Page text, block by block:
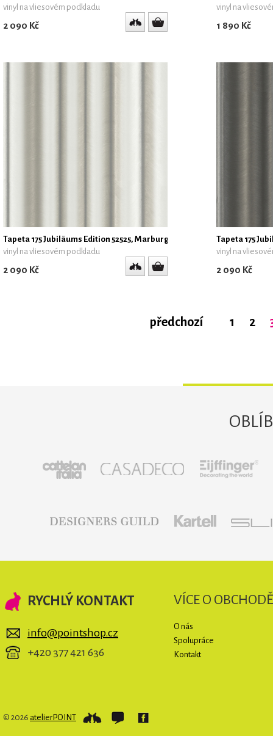
vinyl na vliesovém podkladu
2 090 Kč
vinyl na
1 890 Kč
Tapeta 175 Jubiläums Edition 52525, Marburg
vinyl na vliesovém podkladu
2 090 Kč
Tapeta 175
vinyl na
2 090 Kč
předchozí 1 2
RYCHLÝ KONTAKT
info@pointshop.cz
+420 377 421 636
VÍCE O OBCHODĚ
O nás
Spolupráce
Kontakt
© 2026 atelierPOINT